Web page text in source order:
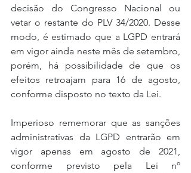
decisão do Congresso Nacional ou
vetar o restante do PLV 34/2020. Desse
modo, é estimado que a LGPD entrará
em vigor ainda neste mês de setembro,
porém, há possibilidade de que os
efeitos retroajam para 16 de agosto,
conforme disposto no texto da Lei.
Imperioso rememorar que as sanções
administrativas da LGPD entrarão em
vigor apenas em agosto de 2021,
conforme previsto pela Lei nº